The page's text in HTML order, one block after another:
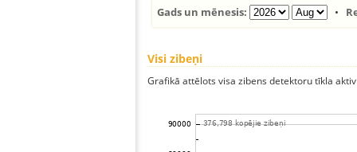
Gads un mēnesis: •
Visi zibeņi
Grafikā attēlots visa zibens detektoru tīkla